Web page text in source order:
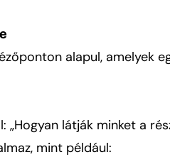
alapul, amelyek
látják minket a
mint például: